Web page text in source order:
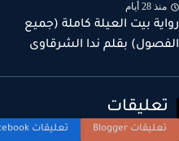
28 أيام
بيت العيلة كاملة (جميع
بقلم ندا الشرقاوى